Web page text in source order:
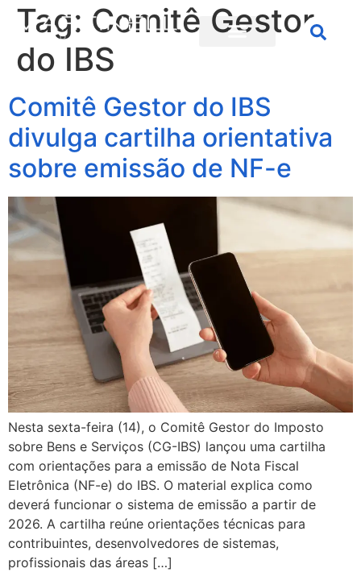
Tag: Comitê Gestor
do IBS
Comitê Gestor do IBS
divulga cartilha orientativa
sobre emissão de NF-e
Nesta sexta-feira (14), o Comitê Gestor do Imposto
sobre Bens e Serviços (CG-IBS) lançou uma cartilha
com orientações para a emissão de Nota Fiscal
Eletrônica (NF-e) do IBS. O material explica como
deverá funcionar o sistema de emissão a partir de
2026. A cartilha reúne orientações técnicas para
contribuintes, desenvolvedores de sistemas,
profissionais das áreas […]